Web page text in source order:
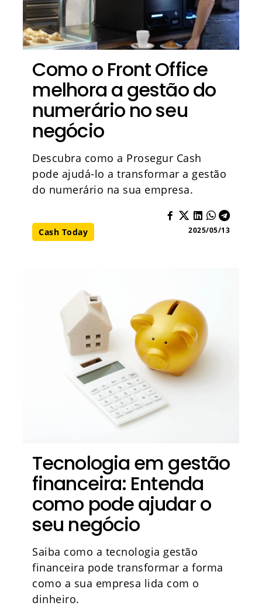
Como o Front Office
melhora a gestão do
numerário no seu
negócio
Descubra como a Prosegur Cash
pode ajudá-lo a transformar a gestão
do numerário na sua empresa.
Cash Today 2025/05/13
Tecnologia em gestão
financeira: Entenda
como pode ajudar o
seu negócio
Saiba como a tecnologia gestão
financeira pode transformar a forma
como a sua empresa lida com o
dinheiro.